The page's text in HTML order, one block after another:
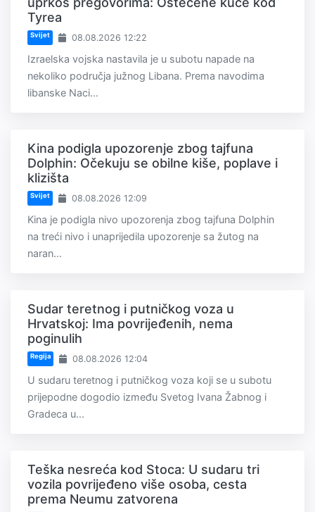
Tyrea
Svijet 08.08.2026 12:22
Izraelska vojska nastavila je u subotu napade na
nekoliko područja južnog Libana. Prema navodima
libanske Naci...
Kina podigla upozorenje zbog tajfuna
Dolphin: Očekuju se obilne kiše, poplave i
klizišta
Svijet 08.08.2026 12:09
Kina je podigla nivo upozorenja zbog tajfuna Dolphin
na treći nivo i unaprijedila upozorenje sa žutog na
naran...
Sudar teretnog i putničkog voza u
Hrvatskoj: Ima povrijeđenih, nema
poginulih
Regija 08.08.2026 12:04
U sudaru teretnog i putničkog voza koji se u subotu
prijepodne dogodio između Svetog Ivana Žabnog i
Gradeca u...
Teška nesreća kod Stoca: U sudaru tri
vozila povrijeđeno više osoba, cesta
prema Neumu zatvorena